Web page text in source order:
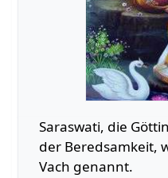
Saraswati, die
der Beredsamkeit,
Vach genannt.